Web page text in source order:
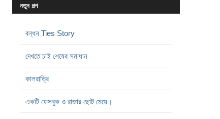
নতুন গল্প
বন্ধন Ties Story
দেখতে চাই শেষের সমাধান
কালরাত্রি
একটি ফেসবুক ও রাজার ছোট মেয়ে।